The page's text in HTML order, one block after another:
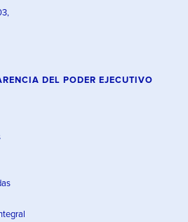
DEL PODER EJECUTIVO